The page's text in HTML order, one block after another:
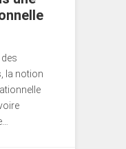
la notion